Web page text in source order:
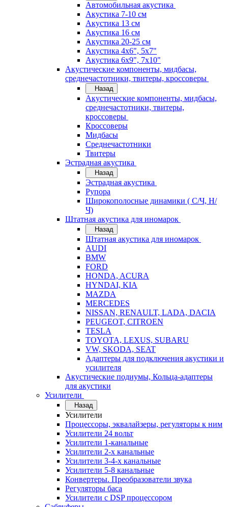
Автомобильная акустика
Акустика 7-10 см
Акустика 13 см
Акустика 16 см
Акустика 20-25 см
Акустика 4х6", 5х7"
Акустика 6х9", 7х10"
Акустические компоненты, мидбасы,
среднечастотники, твитеры, кроссоверы
Назад
Акустические компоненты, мидбасы,
среднечастотники, твитеры,
кроссоверы
Кроссоверы
Мидбасы
Среднечастотники
Твитеры
Эстрадная акустика
Назад
Эстрадная акустика
Рупора
Широкополосные динамики ( С/Ч, Н/
Ч)
Штатная акустика для иномарок
Назад
Штатная акустика для иномарок
AUDI
BMW
FORD
HONDA, ACURA
HYNDAI, KIA
MAZDA
MERCEDES
NISSAN, RENAULT, LADA, DACIA
PEUGEOT, CITROEN
TESLA
TOYOTA, LEXUS, SUBARU
VW, SKODA, SEAT
Адаптеры для подключения акустики и
усилителя
Акустические подиумы, Кольца-адаптеры
для акустики
Усилители
Назад
Усилители
Процессоры, эквалайзеры, регуляторы к ним
Усилители 24 вольт
Усилители 1-канальные
Усилители 2-х канальные
Усилители 3-4-х канальные
Усилители 5-8 канальные
Конвертеры. Преобразователи звука
Регуляторы баса
Усилители с DSP процессором